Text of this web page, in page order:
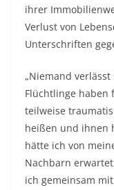
ihrer
Verlust von
Unterschriften
„Niemand
Flüchtlinge haben
teilweise
heißen und ihnen
hätte ich von
Nachbarn
ich gemeinsam